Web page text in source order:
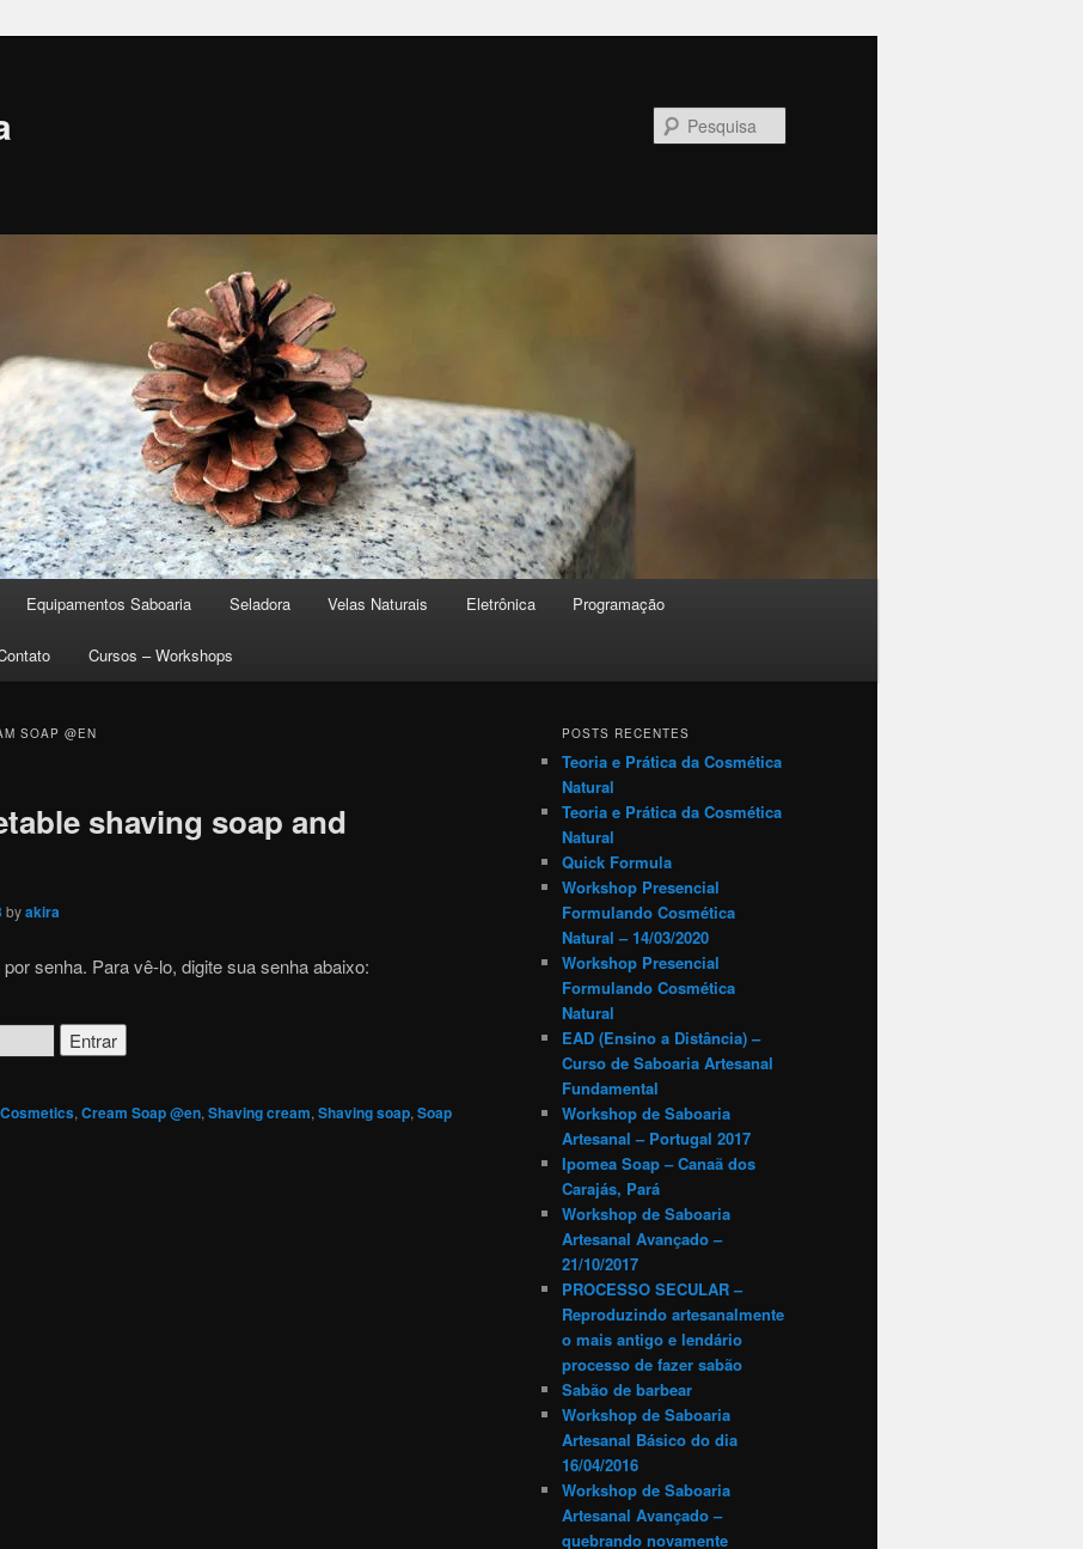
Equipamentos Saboaria Seladora Velas Naturais Eletrônica Programação
Cursos – Workshops
SOAP @EN
shaving soap and
byakira
senha. Para vê-lo, digite sua senha abaixo:
Cosmetics, Cream Soap @en, Shaving cream, Shaving soap, Soap
POSTS RECENTES
Teoria e Prática da Cosmética
Natural
Teoria e Prática da Cosmética
Natural
Quick Formula
Workshop Presencial
Formulando Cosmética
Natural – 14/03/2020
Workshop Presencial
Formulando Cosmética
Natural
EAD (Ensino a Distância) –
Curso de Saboaria Artesanal
Fundamental
Workshop de Saboaria
Artesanal – Portugal 2017
Ipomea Soap – Canaã dos
Carajás, Pará
Workshop de Saboaria
Artesanal Avançado –
21/10/2017
PROCESSO SECULAR –
Reproduzindo artesanalmente
o mais antigo e lendário
processo de fazer sabão
Sabão de barbear
Workshop de Saboaria
Artesanal Básico do dia
16/04/2016
Workshop de Saboaria
Artesanal Avançado –
quebrando novamente